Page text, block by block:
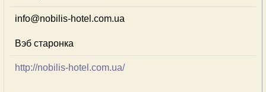
info@nobilis-hotel.com.ua
Вэб старонка
http://nobilis-hotel.com.ua/